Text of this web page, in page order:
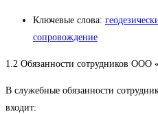
Ключевые слова:
сопровождение
1.2 Обязанности сотрудников
В служебные обязанности
входит: